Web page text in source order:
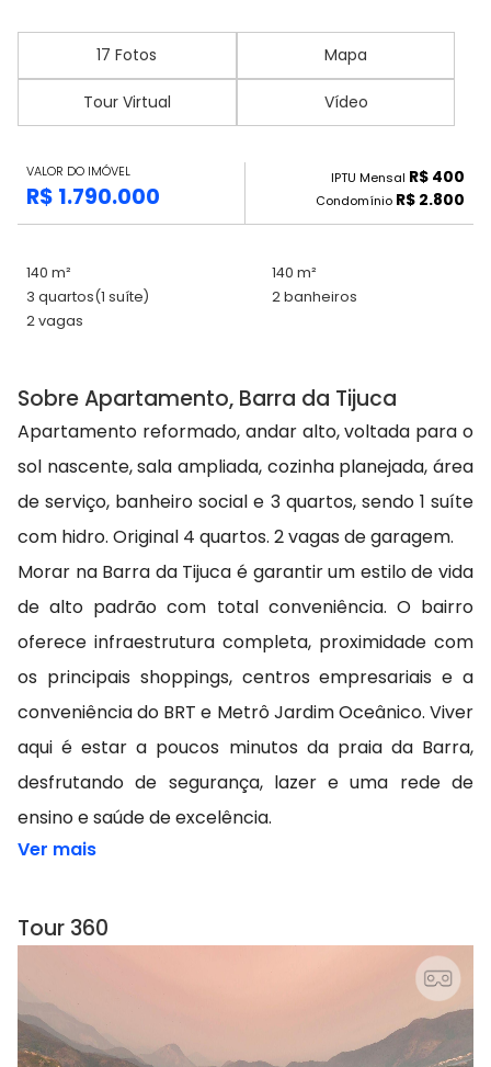
17 Fotos Mapa
Tour Virtual Vídeo
VALOR DO IMÓVEL
R$ 1.790.000
IPTU Mensal R$ 400
Condomínio R$ 2.800
140 m²
140 m²
3 quartos(1 suíte)
2 banheiros
2 vagas
Sobre Apartamento, Barra da Tijuca
Apartamento reformado, andar alto, voltada para o
sol nascente, sala ampliada, cozinha planejada, área
de serviço, banheiro social e 3 quartos, sendo 1 suíte
com hidro. Original 4 quartos. 2 vagas de garagem.
Morar na Barra da Tijuca é garantir um estilo de vida
de alto padrão com total conveniência. O bairro
oferece infraestrutura completa, proximidade com
os principais shoppings, centros empresariais e a
conveniência do BRT e Metrô Jardim Oceânico. Viver
aqui é estar a poucos minutos da praia da Barra,
desfrutando de segurança, lazer e uma rede de
ensino e saúde de excelência.
Ver mais
Tour 360